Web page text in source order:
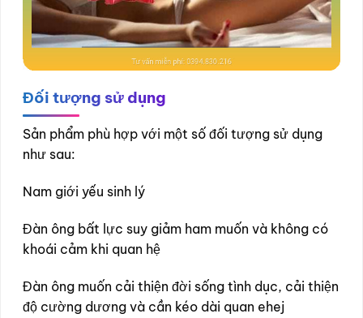
Đối tượng sử dụng
Sản phẩm phù hợp với một số đối tượng sử dụng
như sau:
Nam giới yếu sinh lý
Đàn ông bất lực suy giảm ham muốn và không có
khoái cảm khi quan hệ
Đàn ông muốn cải thiện đời sống tình dục, cải thiện
độ cường dương và cần kéo dài quan ehej